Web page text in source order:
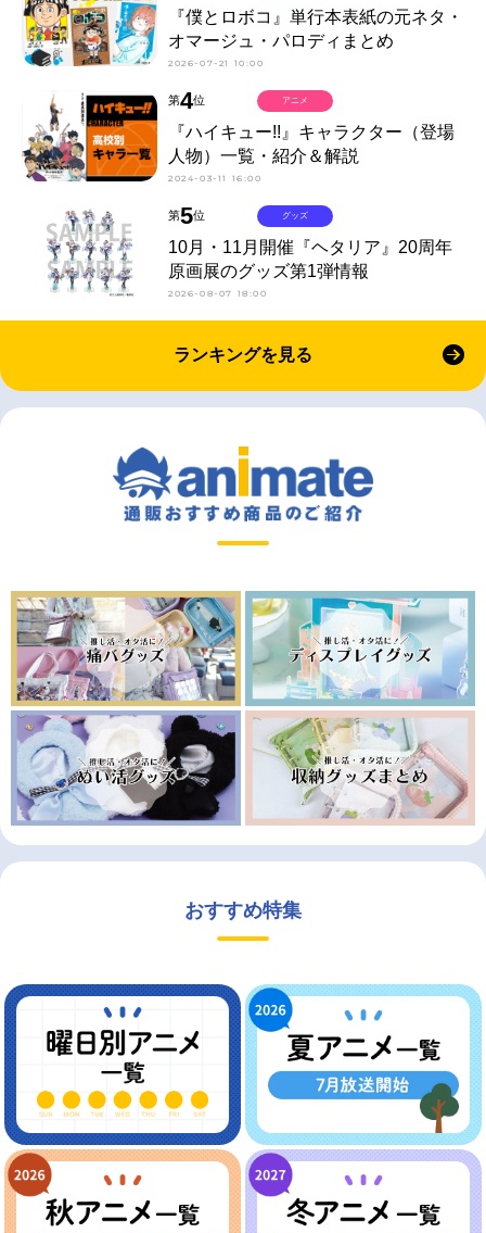
『僕とロボコ』単行本表紙の元ネタ・
オマージュ・パロディまとめ
2026-07-21 10:00
第4位
『ハイキュー!!』キャラクター（登場
人物）一覧・紹介＆解説
2024-03-11 16:00
アニメ
第5位
10月・11月開催『ヘタリア』20周年
原画展のグッズ第1弾情報
2026-08-07 18:00
グッズ
ランキングを見る
おすすめ特集